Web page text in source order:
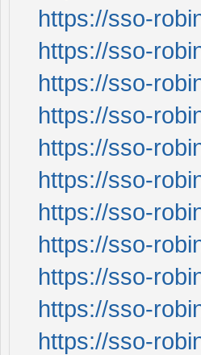
https://sso-
https://sso-
https://sso-
https://sso-
https://sso-
https://sso-
https://sso-
https://sso-
https://sso-
https://sso-
https://sso-